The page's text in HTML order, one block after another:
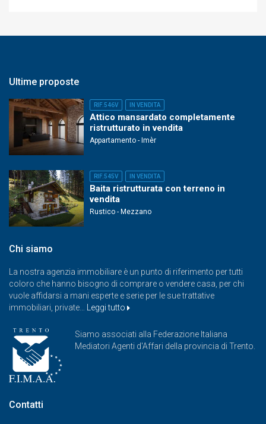
Ultime proposte
RIF.546V IN VENDITA
Attico mansardato completamente
ristrutturato in vendita
Appartamento - Imèr
RIF.545V IN VENDITA
Baita ristrutturata con terreno in
vendita
Rustico - Mezzano
Chi siamo
La nostra agenzia immobiliare è un punto di riferimento per tutti
coloro che hanno bisogno di comprare o vendere casa, per chi
vuole affidarsi a mani esperte e serie per le sue trattative
immobiliari, private…
Leggi tutto
Siamo associati alla Federazione Italiana
Mediatori Agenti d'Affari della provincia di Trento.
Contatti